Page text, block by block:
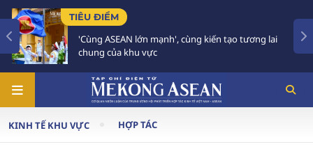
TIÊU ĐIỂM
'Cùng ASEAN lớn mạnh', cùng kiến tạo tương lai
chung của khu vực
KINH TẾ KHU VỰC HỢP TÁC